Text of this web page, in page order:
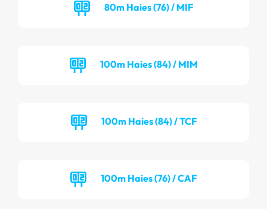
80m Haies (76) / MIF
100m Haies (84) / MIM
100m Haies (84) / TCF
100m Haies (76) / CAF